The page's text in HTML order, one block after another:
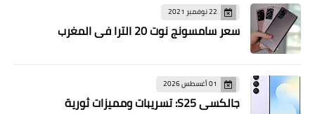
22 نوفمبر 2021
سعر سامسونج نوت 20 الترا في المغرب
01 أغسطس 2026
جالكسي S25: تسريبات ومميزات ثورية